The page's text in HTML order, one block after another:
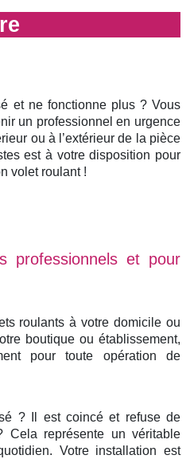
et ne fonctionne plus ? Vous
un professionnel en urgence
ou à l’extérieur de la pièce
est à votre disposition pour
volet roulant !
professionnels et pour
roulants à votre domicile ou
boutique ou établissement,
pour toute opération de
? Il est coincé et refuse de
Cela représente un véritable
Votre installation est